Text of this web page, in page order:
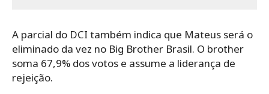
A parcial do DCI também indica que Mateus será o
eliminado da vez no Big Brother Brasil. O brother
soma 67,9% dos votos e assume a liderança de
rejeição.